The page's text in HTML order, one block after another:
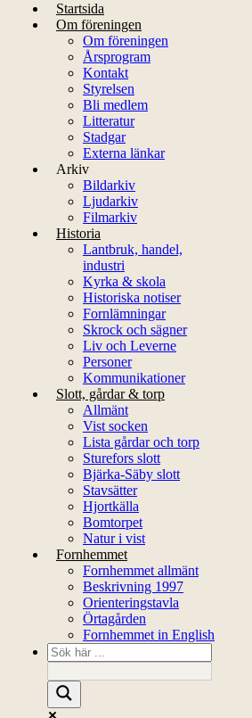
Startsida
Om föreningen
Om föreningen
Årsprogram
Kontakt
Styrelsen
Bli medlem
Litteratur
Stadgar
Externa länkar
Arkiv
Bildarkiv
Ljudarkiv
Filmarkiv
Historia
Lantbruk, handel,
industri
Kyrka & skola
Historiska notiser
Fornlämningar
Skrock och sägner
Liv och Leverne
Personer
Kommunikationer
Slott, gårdar & torp
Allmänt
Vist socken
Lista gårdar och torp
Sturefors slott
Bjärka-Säby slott
Stavsätter
Hjortkälla
Bomtorpet
Natur i vist
Fornhemmet
Fornhemmet allmänt
Beskrivning 1997
Orienteringstavla
Örtagården
Fornhemmet in English